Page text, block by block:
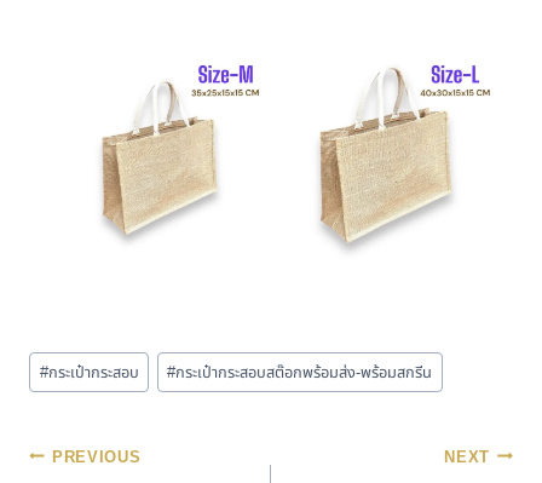
#กระเป๋ากระสอบ #กระเป๋ากระสอบสต๊อกพร้อมส่ง-พร้อมสกรีน
PREVIOUS NEXT